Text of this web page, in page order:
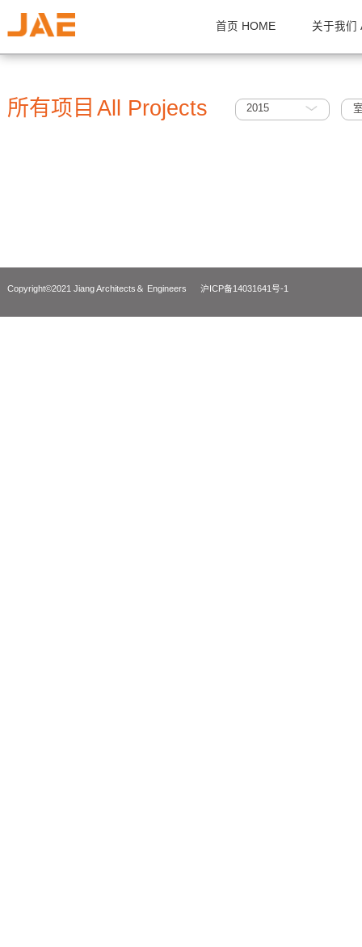
首页 HOME 关
所有项目 All Projects 2015
Copyright©2021 Jiang Architects＆ Engineers 沪ICP备14031641号-1